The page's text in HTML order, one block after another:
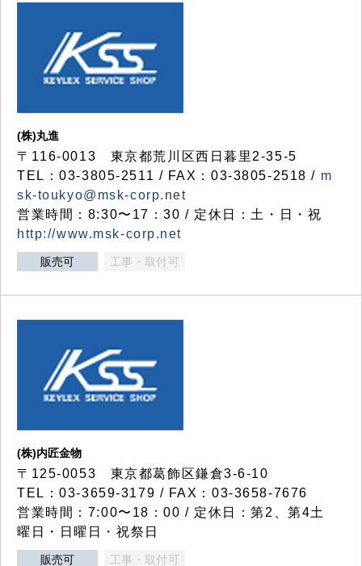
(株)丸進
〒116-0013 東京都荒川区西日暮里2-35-5
TEL：03-3805-2511 / FAX：03-3805-2518 / m
sk-toukyo@msk-corp.net
営業時間：8:30〜17：30 / 定休日：土・日・祝
http://www.msk-corp.net
販売可 工事・取付可
(株)内匠金物
〒125-0053 東京都葛飾区鎌倉3-6-10
TEL：03-3659-3179 / FAX：03-3658-7676
営業時間：7:00〜18：00 / 定休日：第2、第4土
曜日・日曜日・祝祭日
販売可 工事・取付可